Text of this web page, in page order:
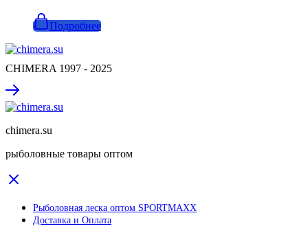
Подробнее
CHIMERA 1997 - 2025
chimera.su
рыболовные товары оптом
Рыболовная леска оптом SPORTMAXX
Доставка и Оплата